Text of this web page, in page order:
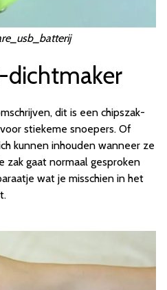
dichtmaker
dit is een chipszak-
stiekeme snoepers. Of
kunnen inhouden wanneer ze
zak gaat normaal gesproken
wat je misschien in het